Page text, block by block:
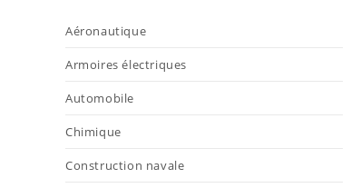
Aéronautique
Armoires électriques
Automobile
Chimique
Construction navale